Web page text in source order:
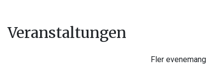
Veranstaltungen
Fler evenemang